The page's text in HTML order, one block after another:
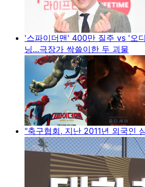
'스파이더맨' 400만 질주 vs '오
닝…극장가 싹쓸이한 두 괴물
"축구협회, 지난 2011년 외국인